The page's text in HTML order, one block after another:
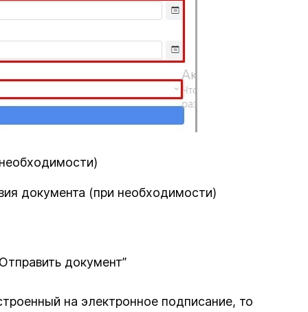
документа (при необходимости)
документ”
на электронное подписание, то